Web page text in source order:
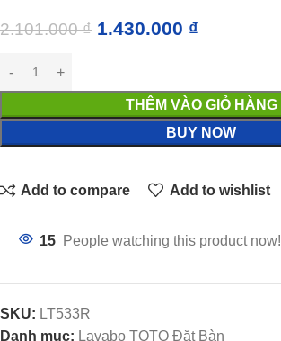
2.101.000₫ 1.430.000 ₫
THÊM VÀO GIỎ HÀNG
BUY NOW
Add to compare Add to wishlist
15 People watching this product now!
SKU: LT533R
Danh mục: Lavabo TOTO Đặt Bàn